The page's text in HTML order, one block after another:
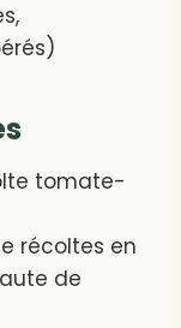
tomate-
récoltes en
de